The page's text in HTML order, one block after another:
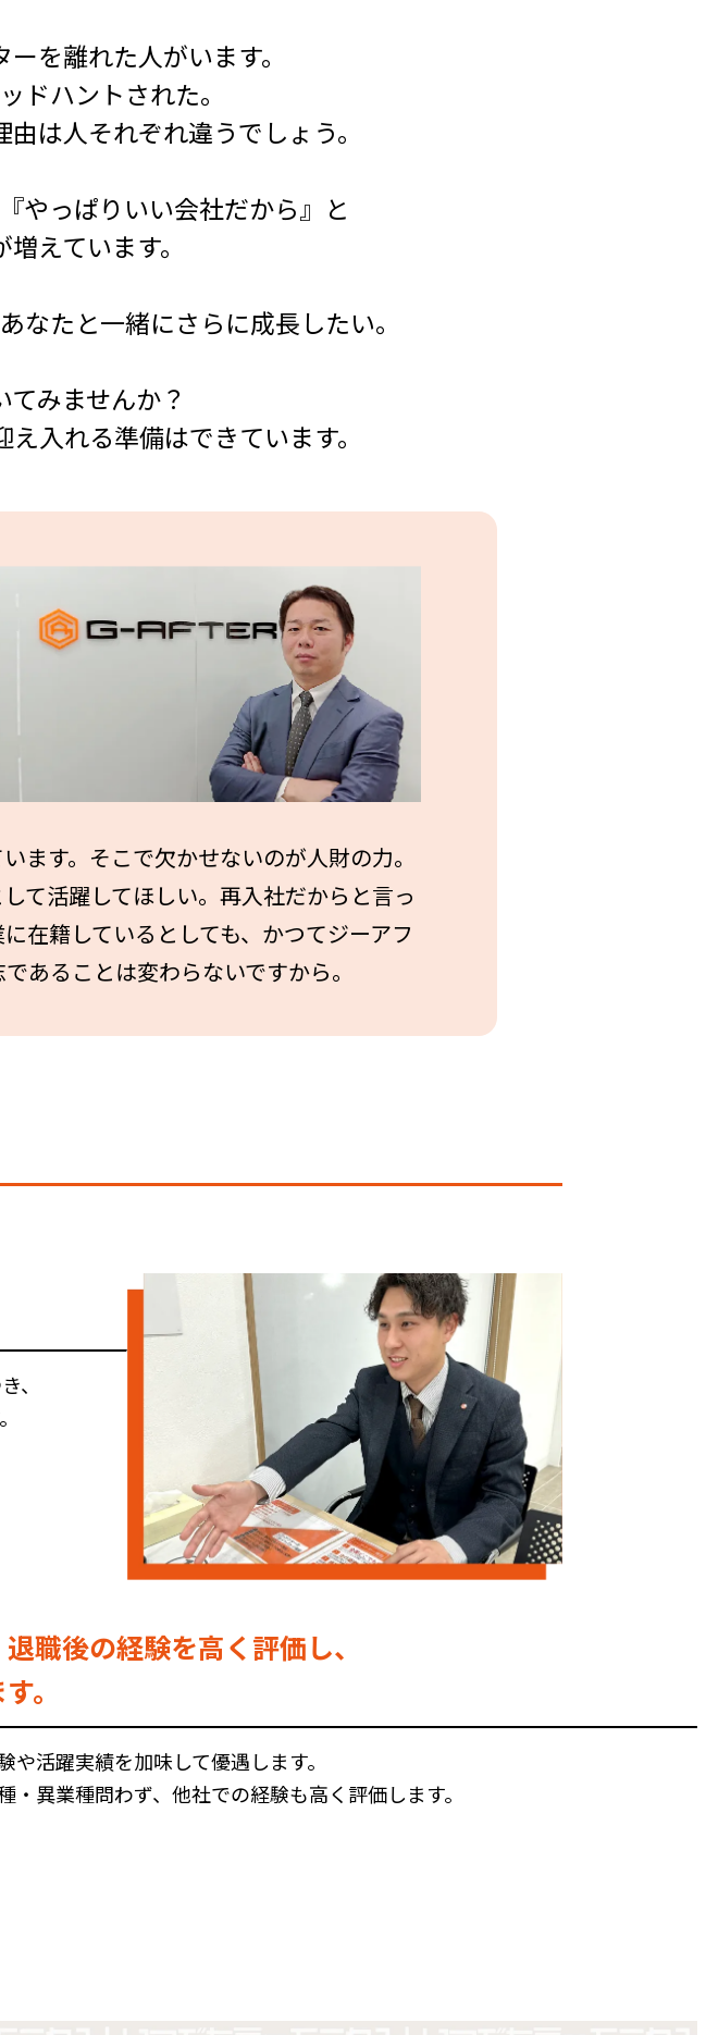
を離れた人がいます。
ドハントされた。
は人それぞれ違うでしょう。
やっぱりいい会社だから』と
えています。
なたと一緒にさらに成長したい。
みませんか？
入れる準備はできています。
ます。そこで欠かせないのが人財の力。
て活躍してほしい。再入社だからと言っ
在籍しているとしても、かつてジーアフ
あることは変わらないですから。
、
職後の経験を高く評価し、
。
や活躍実績を加味して優遇します。
・異業種問わず、他社での経験も高く評価します。